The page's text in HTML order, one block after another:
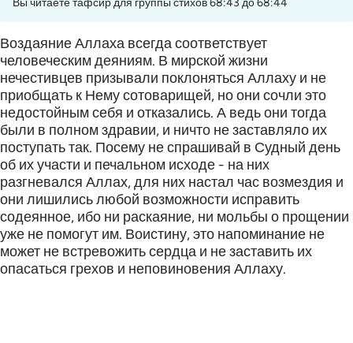
Вы читаете тафсир для группы стихов 68:43 до 68:44
Воздаяние Аллаха всегда соответствует
человеческим деяниям. В мирской жизни
нечестивцев призывали поклоняться Аллаху и не
приобщать к Нему сотоварищей, но они сочли это
недостойным себя и отказались. А ведь они тогда
были в полном здравии, и ничто не заставляло их
поступать так. Посему не спрашивай в Судный день
об их участи и печальном исходе - на них
разгневался Аллах, для них настал час возмездия и
они лишились любой возможности исправить
содеянное, ибо ни раскаяние, ни мольбы о прощении
уже не помогут им. Воистину, это напоминание не
может не встревожить сердца и не заставить их
опасаться грехов и неповиновения Аллаху.